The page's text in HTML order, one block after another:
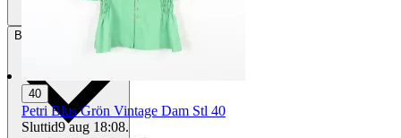
Betalning Via Tradera
40
Petri Blus Grön Vintage Dam Stl 40
Sluttid9 aug 18:08.